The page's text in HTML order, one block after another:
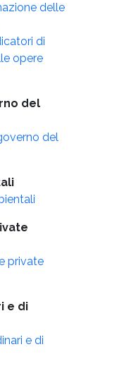
delle
di
opere
del
del
private
e di
e di